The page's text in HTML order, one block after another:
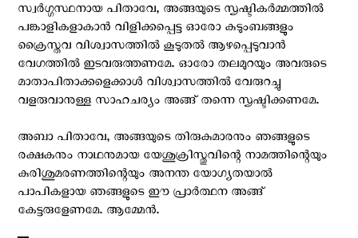
സ്വർഗ്ഗസ്ഥനായ പിതാവേ, അങ്ങയുടെ സൃഷ്ടികർമ്മത്തിൽ
പങ്കാളികളാകാൻ വിളിക്കപ്പെട്ട ഓരോ കുടുംബങ്ങളും
ക്രൈസ്തവ വിശ്വാസത്തിൽ കൂടുതൽ ആഴപ്പെടുവാൻ
വേഗത്തിൽ ഇടവരുത്തണമേ. ഓരോ തലമുറയും അവരുടെ
മാതാപിതാക്കളെക്കാൾ വിശ്വാസത്തിൽ വേരുറച്ചു
വളരുവാനുള്ള സാഹചര്യം അങ്ങ് തന്നെ സൃഷ്ടിക്കണമേ.
അബാ പിതാവേ, അങ്ങയുടെ തിരുകുമാരനും ഞങ്ങളുടെ
രക്ഷകനും നാഥനുമായ യേശുക്രിസ്തുവിന്റെ നാമത്തിന്റെയും
കുരിശുമരണത്തിന്റെയും അനന്ത യോഗ്യതയാൽ
പാപികളായ ഞങ്ങളുടെ ഈ പ്രാർത്ഥന അങ്ങ്
കേട്ടരുളേണമേ. ആമ്മേൻ.